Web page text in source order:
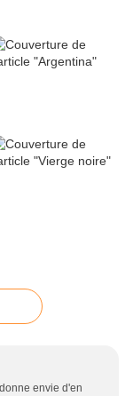
envie d'en